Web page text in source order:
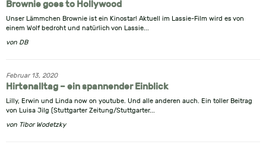
Brownie goes to Hollywood
Unser Lämmchen Brownie ist ein Kinostar! Aktuell im Lassie-Film wird es von
einem Wolf bedroht und natürlich von Lassie...
von DB
Februar 13, 2020
Hirtenalltag – ein spannender Einblick
Lilly, Erwin und Linda now on youtube. Und alle anderen auch. Ein toller Beitrag
von Luisa Jilg (Stuttgarter Zeitung/Stuttgarter...
von Tibor Wodetzky